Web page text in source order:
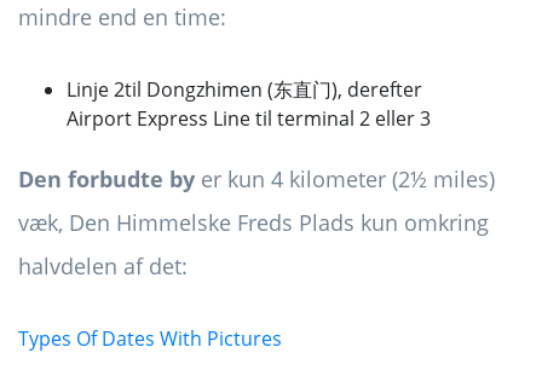
mindre end en time:
Linje 2til Dongzhimen (东直门), derefter
Airport Express Line til terminal 2 eller 3
Den forbudte by er kun 4 kilometer (2½ miles)
væk, Den Himmelske Freds Plads kun omkring
halvdelen af ​​det:
Types Of Dates With Pictures